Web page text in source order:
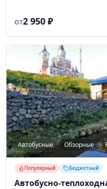
ОТ2 950 ₽
Автобусные Обзорные
Популярный Бюджетный
Автобусно-